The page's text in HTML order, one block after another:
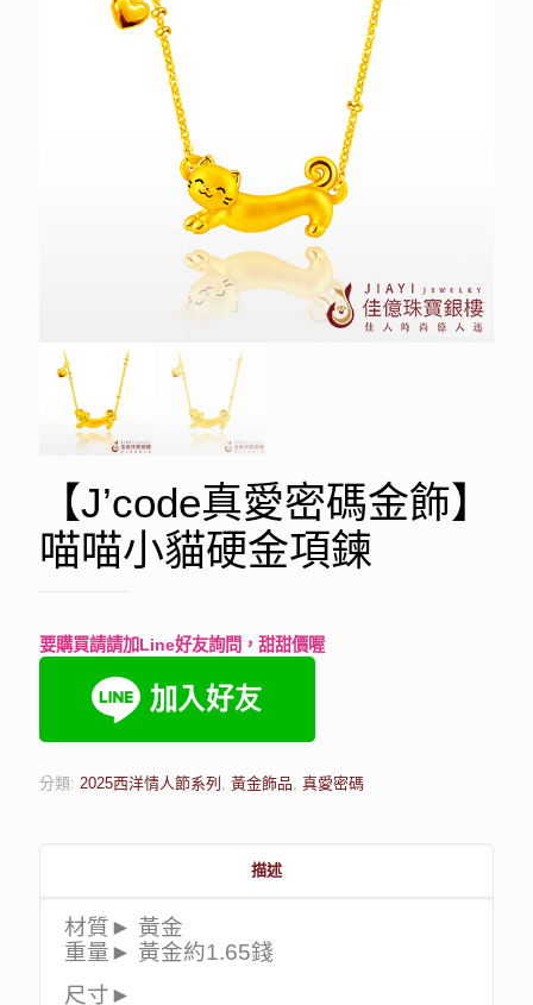
【J’code真愛密碼金飾】
喵喵小貓硬金項鍊
要購買請請加Line好友詢問，甜甜價喔
分類: 2025西洋情人節系列 , 黃金飾品, 真愛密碼
描述
材質► 黃金
重量► 黃金約1.65錢
尺寸►